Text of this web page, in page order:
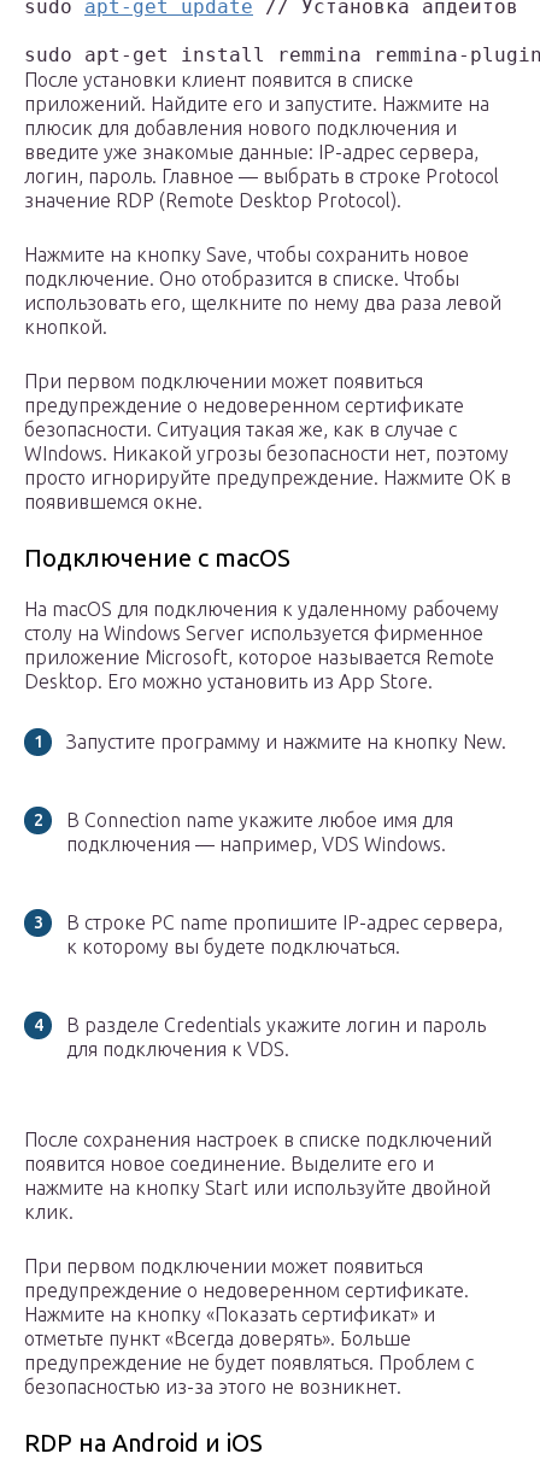
sudo apt-get update // Установка апдейтов
sudo apt-get install remmina remmina-
После установки клиент появится в списке
приложений. Найдите его и запустите. Нажмите на
плюсик для добавления нового подключения и
введите уже знакомые данные: IP-адрес сервера,
логин, пароль. Главное — выбрать в строке Protocol
значение RDP (Remote Desktop Protocol).
Нажмите на кнопку Save, чтобы сохранить новое
подключение. Оно отобразится в списке. Чтобы
использовать его, щелкните по нему два раза левой
кнопкой.
При первом подключении может появиться
предупреждение о недоверенном сертификате
безопасности. Ситуация такая же, как в случае с
WIndows. Никакой угрозы безопасности нет, поэтому
просто игнорируйте предупреждение. Нажмите ОК в
появившемся окне.
Подключение с macOS
На macOS для подключения к удаленному рабочему
столу на Windows Server используется фирменное
приложение Microsoft, которое называется Remote
Desktop. Его можно установить из App Store.
Запустите программу и нажмите на кнопку New.
В Connection name укажите любое имя для
подключения — например, VDS Windows.
В строке PC name пропишите IP-адрес сервера,
к которому вы будете подключаться.
В разделе Credentials укажите логин и пароль
для подключения к VDS.
После сохранения настроек в списке подключений
появится новое соединение. Выделите его и
нажмите на кнопку Start или используйте двойной
клик.
При первом подключении может появиться
предупреждение о недоверенном сертификате.
Нажмите на кнопку «Показать сертификат» и
отметьте пункт «Всегда доверять». Больше
предупреждение не будет появляться. Проблем с
безопасностью из-за этого не возникнет.
RDP на Android и iOS